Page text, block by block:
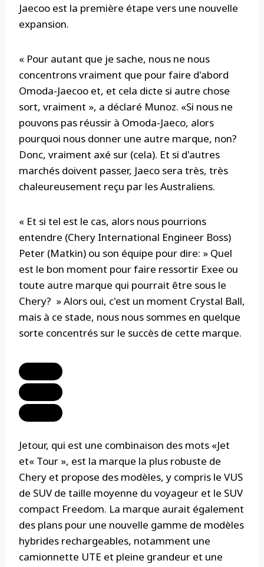
Jaecoo est la première étape vers une nouvelle
expansion.
« Pour autant que je sache, nous ne nous
concentrons vraiment que pour faire d'abord
Omoda-Jaecoo et, et cela dicte si autre chose
sort, vraiment », a déclaré Munoz. «Si nous ne
pouvons pas réussir à Omoda-Jaeco, alors
pourquoi nous donner une autre marque, non?
Donc, vraiment axé sur (cela). Et si d'autres
marchés doivent passer, Jaeco sera très, très
chaleureusement reçu par les Australiens.
« Et si tel est le cas, alors nous pourrions
entendre (Chery International Engineer Boss)
Peter (Matkin) ou son équipe pour dire: » Quel
est le bon moment pour faire ressortir Exee ou
toute autre marque qui pourrait être sous le
Chery? » Alors oui, c'est un moment Crystal Ball,
mais à ce stade, nous nous sommes en quelque
sorte concentrés sur le succès de cette marque.
Jetour, qui est une combinaison des mots «Jet
et« Tour », est la marque la plus robuste de
Chery et propose des modèles, y compris le VUS
de SUV de taille moyenne du voyageur et le SUV
compact Freedom. La marque aurait également
des plans pour une nouvelle gamme de modèles
hybrides rechargeables, notamment une
camionnette UTE et pleine grandeur et une